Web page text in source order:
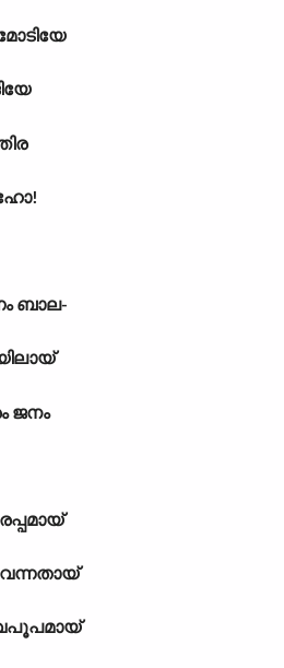
ബാല-
ജനം